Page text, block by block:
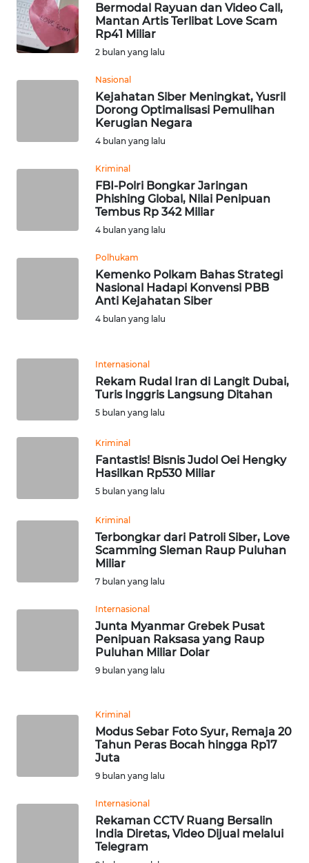
Bermodal Rayuan dan Video Call,
Mantan Artis Terlibat Love Scam
Rp41 Miliar
2 bulan yang lalu
Nasional
Kejahatan Siber Meningkat, Yusril
Dorong Optimalisasi Pemulihan
Kerugian Negara
4 bulan yang lalu
Kriminal
FBI-Polri Bongkar Jaringan
Phishing Global, Nilai Penipuan
Tembus Rp 342 Miliar
4 bulan yang lalu
Polhukam
Kemenko Polkam Bahas Strategi
Nasional Hadapi Konvensi PBB
Anti Kejahatan Siber
4 bulan yang lalu
Internasional
Rekam Rudal Iran di Langit Dubai,
Turis Inggris Langsung Ditahan
5 bulan yang lalu
Kriminal
Fantastis! Bisnis Judol Oei Hengky
Hasilkan Rp530 Miliar
5 bulan yang lalu
Kriminal
Terbongkar dari Patroli Siber, Love
Scamming Sleman Raup Puluhan
Miliar
7 bulan yang lalu
Internasional
Junta Myanmar Grebek Pusat
Penipuan Raksasa yang Raup
Puluhan Miliar Dolar
9 bulan yang lalu
Kriminal
Modus Sebar Foto Syur, Remaja 20
Tahun Peras Bocah hingga Rp17
Juta
9 bulan yang lalu
Internasional
Rekaman CCTV Ruang Bersalin
India Diretas, Video Dijual melalui
Telegram
KONTAK
KAMI
KAMI
News
BANTEN
WN